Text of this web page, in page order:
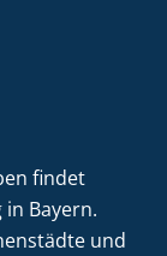
findet
Bayern.
und